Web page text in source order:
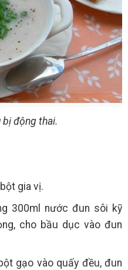
bị động thai.
gia vị.
300ml nước đun sôi kỹ
cho bầu dục vào đun
gạo vào quấy đều, đun